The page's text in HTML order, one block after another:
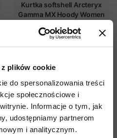
plików cookie
do spersonalizowania treści
społecznościowe i
Informacje o tym, jak
udostępniamy partnerom
i analitycznym.
Kurtka softshell Arcteryx
Gamma MX Hoody Women
1 614,00 zł
1 899,00 zł